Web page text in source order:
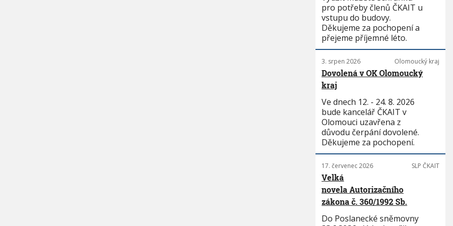
pro potřeby členů ČKAIT u
vstupu do budovy.
Děkujeme za pochopení a
přejeme příjemné léto.
3. srpen 2026 Olomoucký kraj
Dovolená v OK Olomoucký
kraj
Ve dnech 12. - 24. 8. 2026
bude kancelář ČKAIT v
Olomouci uzavřena z
důvodu čerpání dovolené.
Děkujeme za pochopení.
17. červenec 2026 SLP ČKAIT
Velká
novela Autorizačního
zákona č. 360/1992 Sb.
Do Poslanecké sněmovny